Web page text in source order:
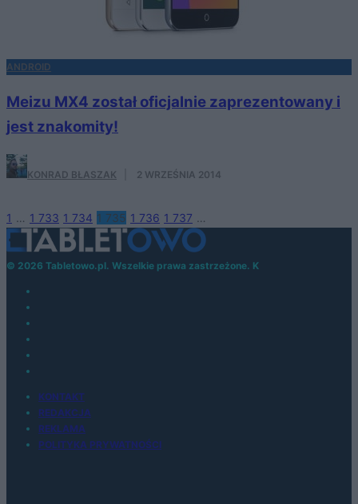
ANDROID
Meizu MX4 został oficjalnie zaprezentowany i
jest znakomity!
KONRAD BŁASZAK 2 WRZEŚNIA 2014
1 … 1 733 1 734 1 735 1 736 1 737 …
© 2026 Tabletowo.pl. Wszelkie prawa zastrzeżone. K
KONTAKT
REDAKCJA
REKLAMA
POLITYKA PRYWATNOŚCI